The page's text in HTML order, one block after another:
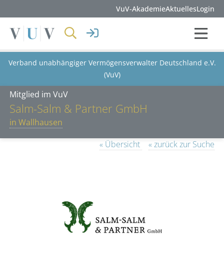
VuV-AkademieAktuellesLogin
Verband unabhängiger Vermögensverwalter Deutschland e.V.
(VuV)
Mitglied im VuV
Salm-Salm & Partner GmbH
in Wallhausen
« Übersicht
« zurück zur Suche